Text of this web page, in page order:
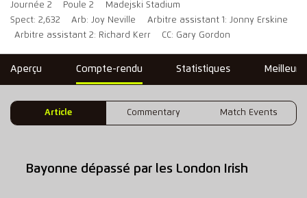
Journée 2
Poule 2
Madejski Stadium
Spect: 2,632
Arb: Joy Neville
Arbitre assistant 1: Jonny Erskine
Arbitre assistant 2: Richard Kerr
CC: Gary Gordon
Aperçu Compte-rendu Statistiques
Article Commentary Match Events
Bayonne dépassé par les London Irish